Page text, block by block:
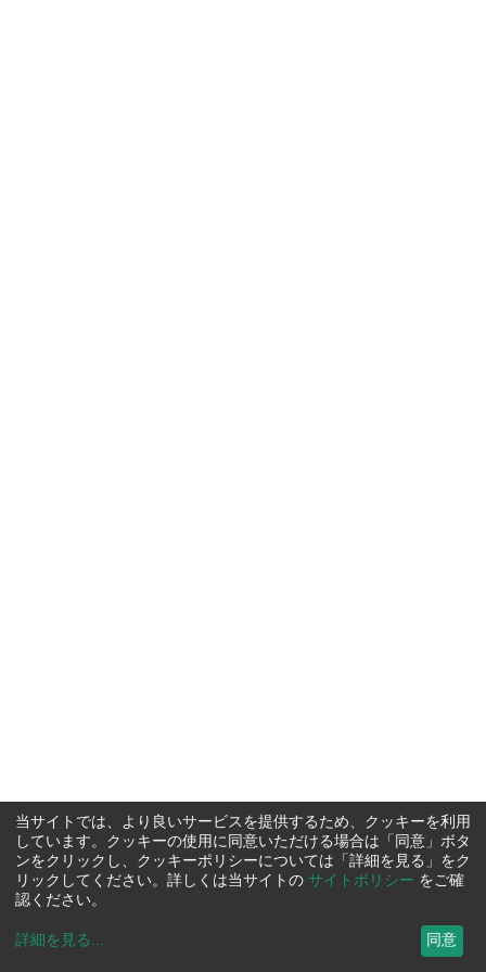
当サイトでは、より良いサービスを提供するため、クッキーを利用
しています。クッキーの使用に同意いただける場合は「同意」ボタ
ンをクリックし、クッキーポリシーについては「詳細を見る」をク
リックしてください。詳しくは当サイトの サイトポリシー をご確
認ください。
詳細を見る ... 同意